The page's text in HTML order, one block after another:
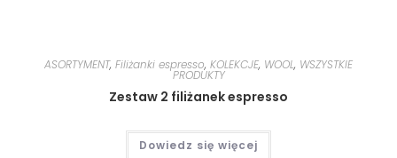
ASORTYMENT, Filiżanki espresso, KOLEKCJE, WOOL, WSZYSTKIE
PRODUKTY
Zestaw 2 filiżanek espresso
Dowiedz się więcej